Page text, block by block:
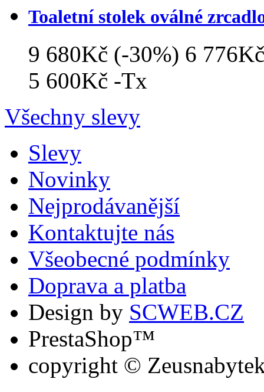
Toaletní stolek oválné
9 680Kč (-30%) 6 776Kč
5 600Kč -Tx
Všechny slevy
Slevy
Novinky
Nejprodávanější
Kontaktujte nás
Všeobecné podmínky
Doprava a platba
Design by SCWEB.CZ
PrestaShop™
copyright ©